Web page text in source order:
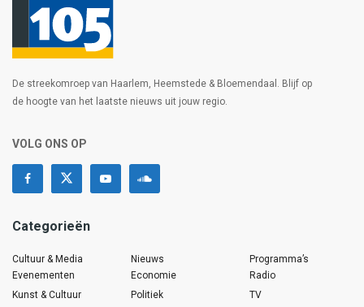
De streekomroep van Haarlem, Heemstede & Bloemendaal. Blijf op
de hoogte van het laatste nieuws uit jouw regio.
VOLG ONS OP
Categorieën
Cultuur & Media
Evenementen
Kunst & Cultuur
Nieuws
Economie
Politiek
Programma’s
Radio
TV